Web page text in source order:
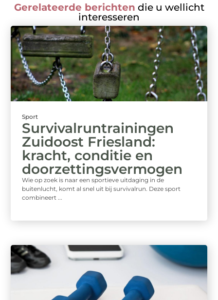
Gerelateerde berichten die u wellicht
interesseren
Sport
Survivalruntrainingen
Zuidoost Friesland:
kracht, conditie en
doorzettingsvermogen
Wie op zoek is naar een sportieve uitdaging in de
buitenlucht, komt al snel uit bij survivalrun. Deze sport
combineert ...